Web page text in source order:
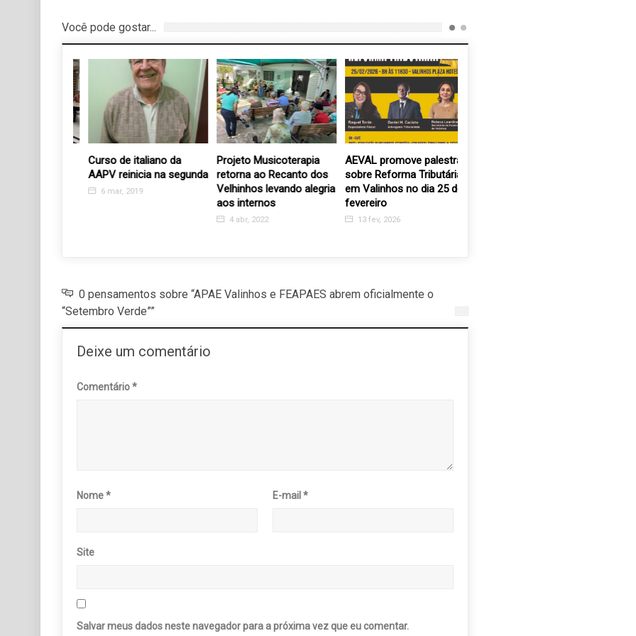
Você pode gostar...
Curso de italiano da
AAPV reinicia na segunda
6 mar, 2019
Projeto Musicoterapia
retorna ao Recanto dos
Velhinhos levando alegria
aos internos
4 abr, 2022
AEVAL promove palestra
sobre Reforma Tributária
em Valinhos no dia 25 de
fevereiro
13 fev, 2026
0 pensamentos sobre “APAE Valinhos e FEAPAES abrem oficialmente o
“Setembro Verde””
Deixe um comentário
Comentário*
Nome* E-mail*
Site
Salvar meus dados neste navegador para a próxima vez que eu comentar.